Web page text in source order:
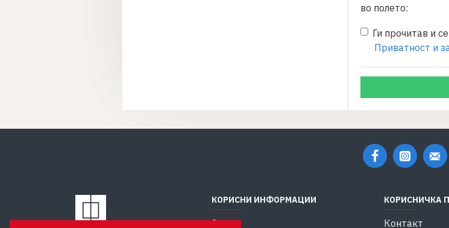
во полето:
Ги прочитав и
Приватност и
КОРИСНИ ИНФОРМАЦИИ
За нас
КОРИСНИЧКА
Контакт